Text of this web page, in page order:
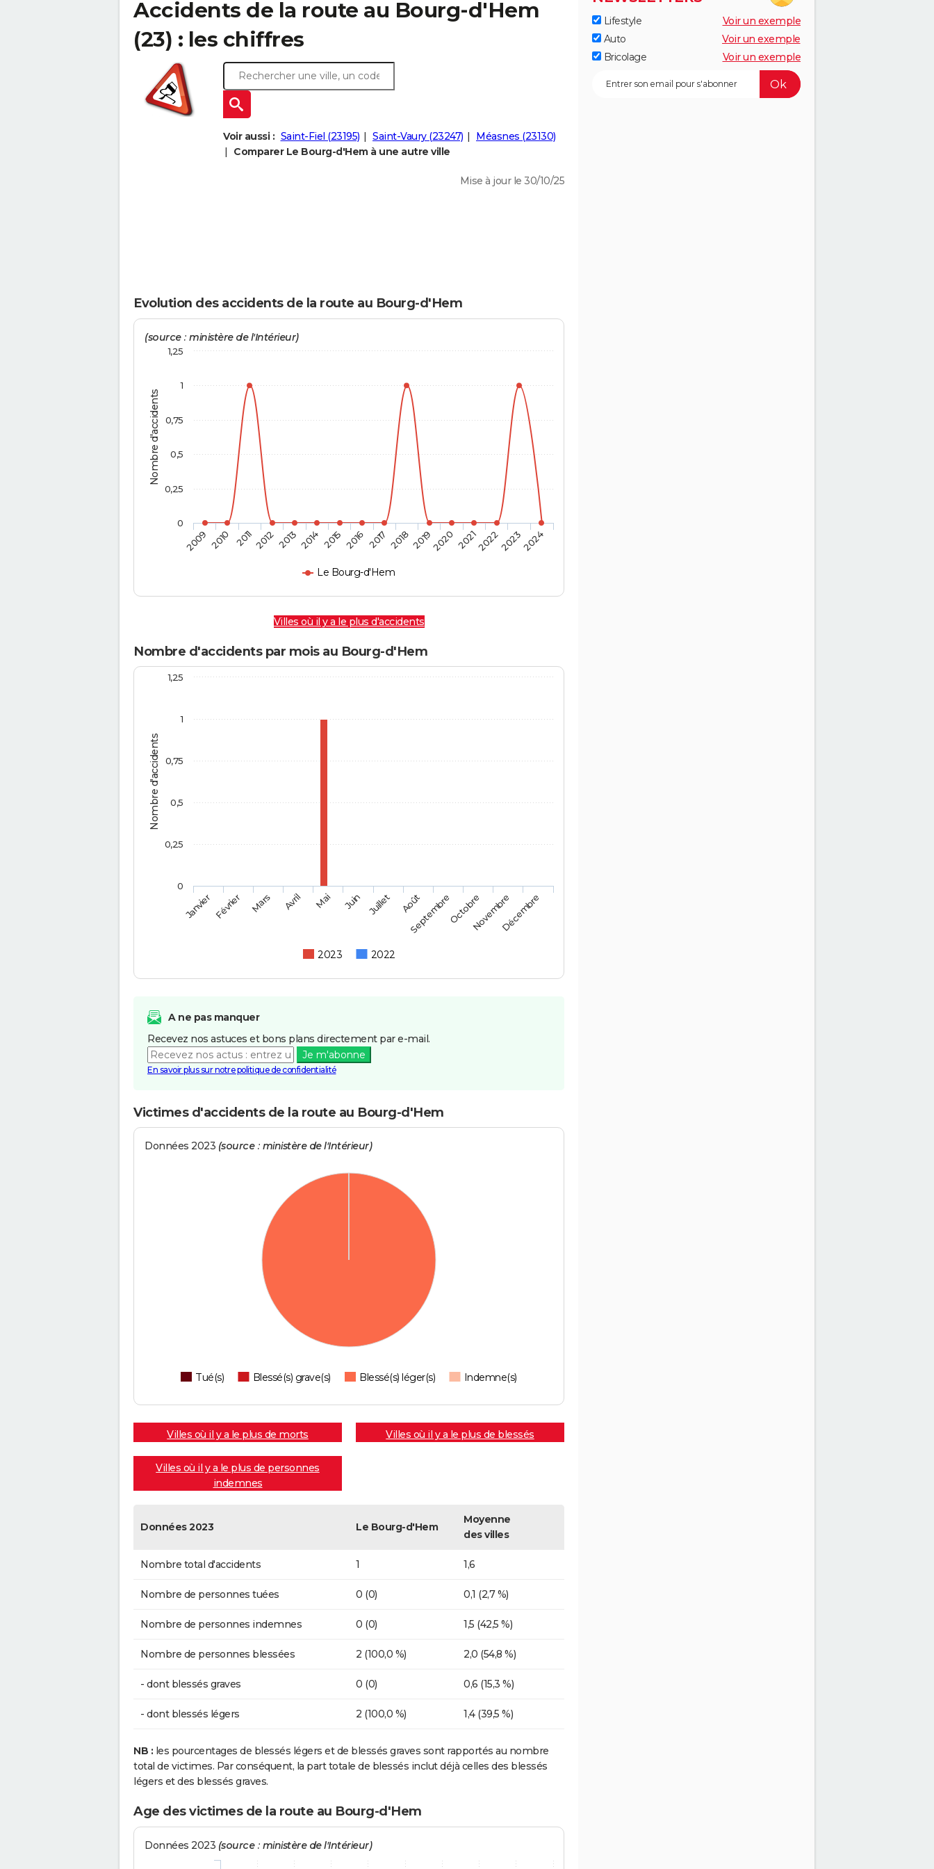
Accidents de la route au Bourg-d'Hem
(23) : les chiffres
Voir aussi : Saint-Fiel (23195) Saint-Vaury (23247)
Méasnes (23130)
Comparer Le Bourg-d'Hem à une autre ville
Mise à jour le 30/10/25
Evolution des accidents de la route au Bourg-d'Hem
Nombre d'accidents
(source : ministère de l'Intérieur)
Le Bourg-d'Hem
2009 2010 20112012 2013 2014 2015 2016 2017 201820192020 2021202220232024
0
0,25
0,5
0,75
1
1,25
Villes où il y a le plus d'accidents
Nombre d'accidents par mois au Bourg-d'Hem
Nombre d'accidents
2023 2022
JanvierFévrier Mars Avril Mai Juin Juillet Août
SeptembreOctobreNovembreDécembre
0
1
0,25
0,5
0,75
1,25
A ne pas manquer
Recevez nos astuces et bons plans directement par e-mail.
Je m'abonne
En savoir plus sur notre politique de confidentialité
Victimes d'accidents de la route au Bourg-d'Hem
Données 2023 (source : ministère de l'Intérieur)
Tué(s) Blessé(s) grave(s) Blessé(s) léger(s) Indemne(s)
Villes où il y a le plus de morts Villes où il y a le plus de blessés
Villes où il y a le plus de personnes
indemnes
Données 2023 Le Bourg-d'Hem
Moyenne
des villes
Nombre total d'accidents 1 1,6
Nombre de personnes tuées 0 (0) 0,1 (2,7 %)
Nombre de personnes indemnes 0 (0) 1,5 (42,5 %)
Nombre de personnes blessées 2 (100,0 %) 2,0 (54,8 %)
- dont blessés graves 0 (0) 0,6 (15,3 %)
- dont blessés légers 2 (100,0 %) 1,4 (39,5 %)
NB : les pourcentages de blessés légers et de blessés graves sont rapportés au nombre
total de victimes. Par conséquent, la part totale de blessés inclut déjà celles des blessés
légers et des blessés graves.
Age des victimes de la route au Bourg-d'Hem
Données 2023 (source : ministère de l'Intérieur)
Lifestyle
Voir un exemple
Auto
Voir un exemple
Bricolage
Voir un exemple